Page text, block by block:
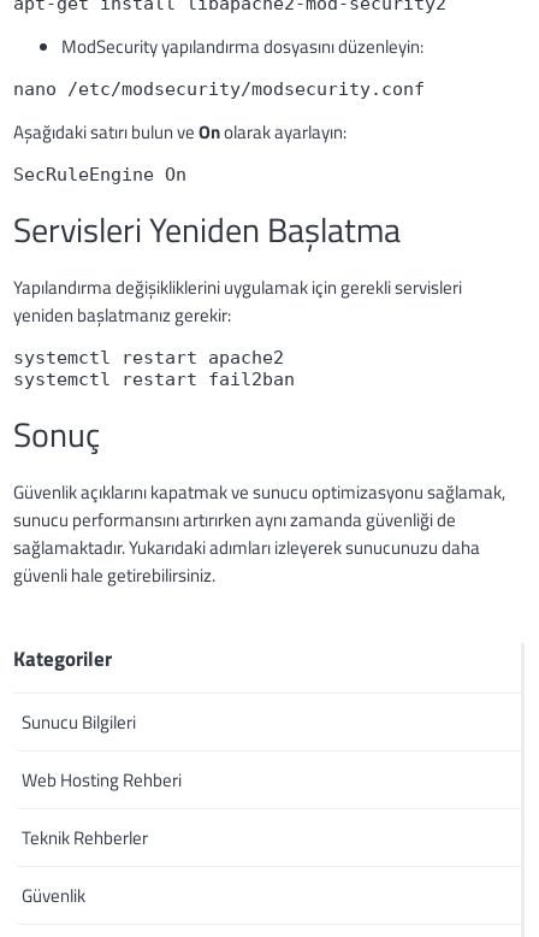
ModSecurity yapılandırma dosyasını düzenleyin:
nano /etc/modsecurity/modsecurity.conf
Aşağıdaki satırı bulun veOnolarak ayarlayın:
SecRuleEngine On
Servisleri Yeniden Başlatma
Yapılandırma değişikliklerini uygulamak için gerekli servisleri
yeniden başlatmanız gerekir:
systemctl restart apache2
systemctl restart fail2ban
Sonuç
Güvenlik açıklarını kapatmak ve sunucu optimizasyonu sağlamak,
sunucu performansını artırırken aynı zamanda güvenliği de
sağlamaktadır. Yukarıdaki adımları izleyerek sunucunuzu daha
güvenli hale getirebilirsiniz.
Kategoriler
Sunucu Bilgileri
Web Hosting Rehberi
Teknik Rehberler
Güvenlik